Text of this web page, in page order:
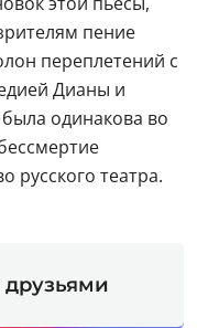
пение
переплетений с
Дианы и
одинакова во
русского театра.
друзьями